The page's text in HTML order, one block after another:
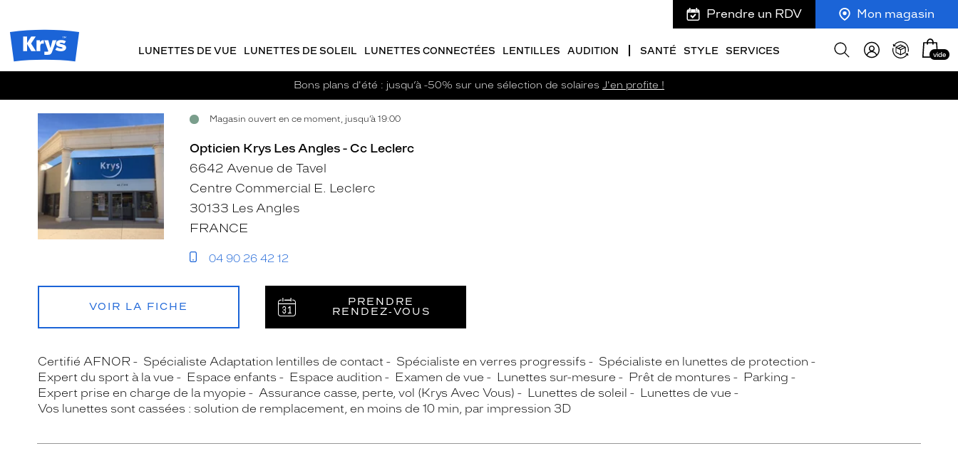
Opticien
Krys
Prendre un RDV Mon magasin
LUNETTES DE VUE LUNETTES DE SOLEIL LUNETTES CONNECTÉES LENTILLES AUDITION SANTÉ STYLE SERVICES
Afficher
Mon
panier
vide
Bons plans d'été : jusqu’à -50% sur une sélection de solaires J'en profite !
La
confiance
vous
bien
Magasin ouvert en ce moment, jusqu’à 19:00
fiche
Opticien Krys Les Angles - Cc Leclerc
6642 Avenue de Tavel
Centre Commercial E. Leclerc
30133 Les Angles
FRANCE
04 90 26 42 12
VOIR LA FICHE
PRENDRE
RENDEZ‑VOUS
Certifié AFNOR Spécialiste Adaptation lentilles de contact Spécialiste en verres progressifs
Spécialiste en lunettes de protection
Expert du sport à la vue
Espace enfants Espace audition Examen de vue Lunettes sur-mesure Prêt de montures
Parking
Expert prise en charge de la myopie
Assurance casse, perte, vol (Krys Avec Vous) Lunettes de soleil
Lunettes de vue
Vos lunettes sont cassées : solution de remplacement, en moins de 10 min, par impression 3D
fiche
fiche